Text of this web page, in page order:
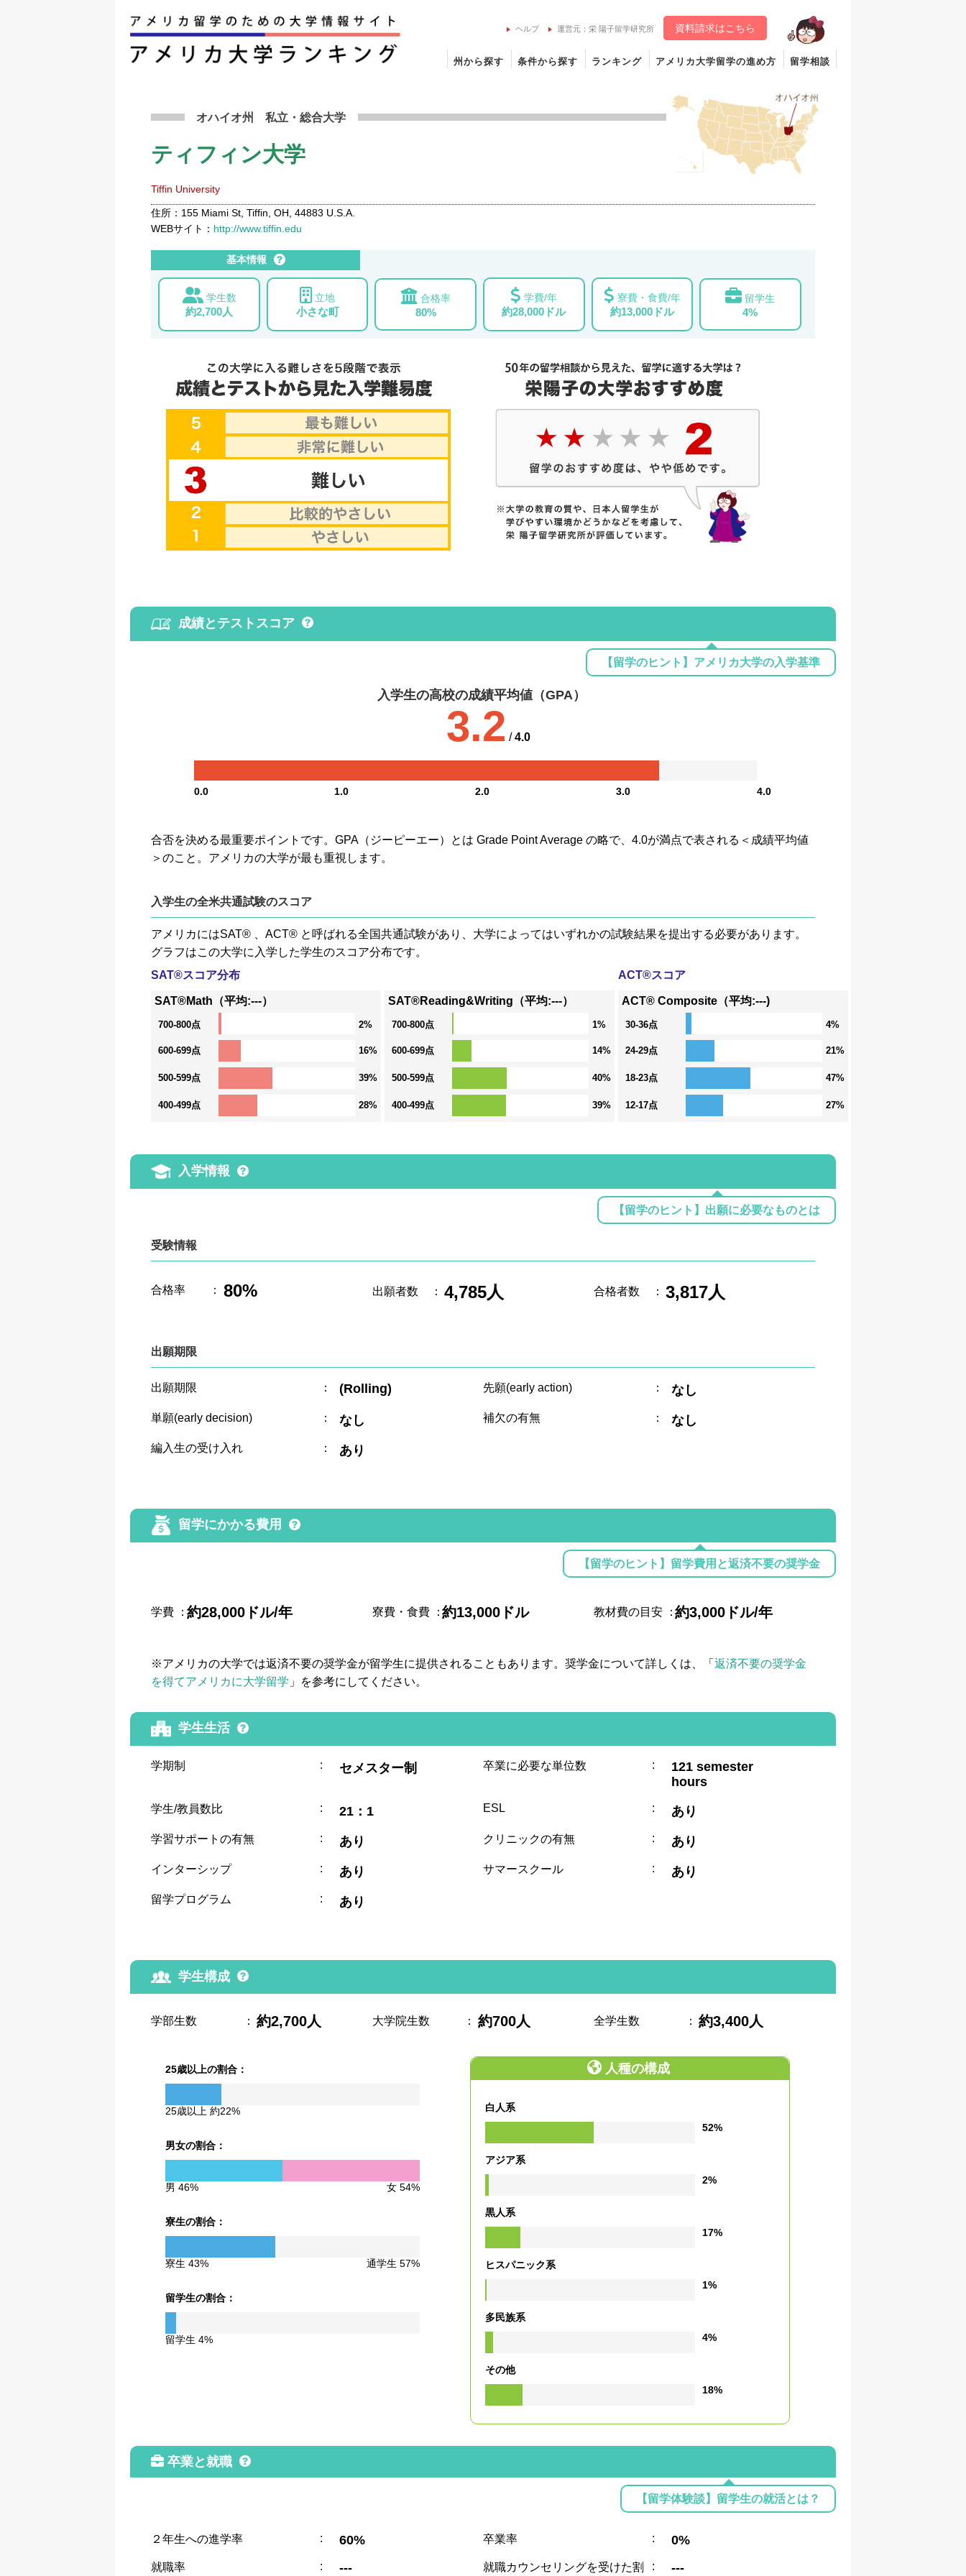
ヘルプ 運営元：栄 陽子留学研究所 資料請求はこちら
州から探す 条件から探す ランキング アメリカ大学留学の進め方 留学相談
オハイオ州私立 ・総合大学
ティフィン大学
Tiffin University
住所：155 Miami St, Tiffin, OH, 44883 U.S.A.
WEBサイト： http://www.tiffin.edu
基本情報
学生数
約2,700人
立地
小さな町
合格率
80%
学費/年
約28,000ドル
寮費・食費/年
約13,000ドル
留学生
4%
成績とテストスコア
【留学のヒント】アメリカ大学の入学基準
入学生の高校の成績平均値（GPA）
3.2 /4.0
0.0 1.0 2.0 3.0 4.0
合否を決める最重要ポイントです。GPA（ジーピーエー）とは Grade Point Average の略で、4.0が満点で表される＜成績平均値
＞のこと。アメリカの大学が最も重視します。
入学生の全米共通試験のスコア
アメリカにはSAT® 、ACT® と呼ばれる全国共通試験があり、大学によってはいずれかの試験結果を提出する必要があります。
グラフはこの大学に入学した学生のスコア分布です。
SAT®スコア分布
SAT®Math（平均:---）
700-800点 2%
600-699点 16%
500-599点 39%
400-499点 28%
SAT®Reading&Writing（平均:---）
700-800点 1%
600-699点 14%
500-599点 40%
400-499点 39%
ACT®スコア
ACT® Composite（平均:---)
30-36点 4%
24-29点 21%
18-23点 47%
12-17点 27%
入学情報
【留学のヒント】出願に必要なものとは
受験情報
合格率 ： 80% 出願者数 ： 4,785人 合格者数 ： 3,817人
出願期限
出願期限 ： (Rolling) 先願(early action) ： なし
単願(early decision) ： なし 補欠の有無 ： なし
編入生の受け入れ ： あり
留学にかかる費用
【留学のヒント】留学費用と返済不要の奨学金
学費 ：約28,000ドル/年 寮費・食費 ：約13,000ドル 教材費の目安 ：約3,000ドル/年
※アメリカの大学では返済不要の奨学金が留学生に提供されることもあります。奨学金について詳しくは、「返済不要の奨学金
を得てアメリカに大学留学 」を参考にしてください。
学生生活
学期制 : セメスター制 卒業に必要な単位数 :
121 semester
hours
学生/教員数比 : 21：1 ESL : あり
学習サポートの有無 : あり クリニックの有無 : あり
インターシップ : あり サマースクール : あり
留学プログラム : あり
学生構成
学部生数 ： 約2,700人 大学院生数 ： 約700人 全学生数 ： 約3,400人
25歳以上の割合：
25歳以上 約22%
男女の割合：
男 46% 女 54%
寮生の割合：
寮生 43% 通学生 57%
留学生の割合：
留学生 4%
人種の構成
白人系
52%
アジア系
2%
黒人系
17%
ヒスパニック系
1%
多民族系
4%
その他
18%
卒業と就職
【留学体験談】留学生の就活とは？
２年生への進学率 : 60% 卒業率 : 0%
就職率 : --- 就職カウンセリングを受けた割 : ---